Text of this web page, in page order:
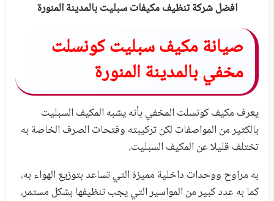
افضل شركة تنظيف مكيفات سبليت بالمدينة المنورة
صيانة مكيف سبليت كونسلت
مخفي بالمدينة المنورة
يعرف مكيف كونسلت المخفي بأنه يشبه المكيف السبليت
بالكثير من المواصفات لكن تركيبته وفتحات الصرف الخاصة به
تختلف قليلا عن المكيف السبليت.
به مراوح ووحدات داخلية مميزة التي تساعد بتوزيع الهواء به،
كما به عدد كبير من المواسير التي يجب تنظيفها بشكل مستمر،